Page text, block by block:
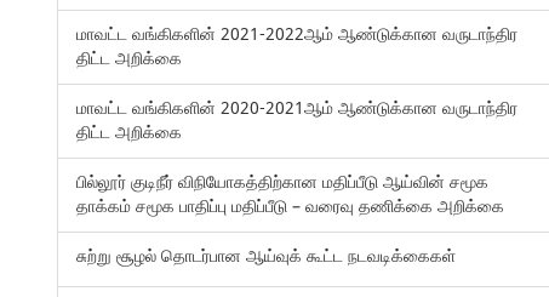
மாவட்ட வங்கிகளின் 2021-2022ஆம் ஆண்டுக்கான வருடாந்திர
திட்ட அறிக்கை
மாவட்ட வங்கிகளின் 2020-2021ஆம் ஆண்டுக்கான வருடாந்திர
திட்ட அறிக்கை
பில்லூர் குடிநீர் விநியோகத்திற்கான மதிப்பீடு ஆய்வின் சமூக
தாக்கம் சமூக பாதிப்பு மதிப்பீடு – வரைவு தணிக்கை அறிக்கை
சுற்று சூழல் தொடர்பான ஆய்வுக் கூட்ட நடவடிக்கைகள்